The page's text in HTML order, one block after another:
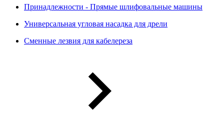
Принадлежности - Прямые шлифовальные машины
Универсальная угловая насадка для дрели
Сменные лезвия для кабелереза